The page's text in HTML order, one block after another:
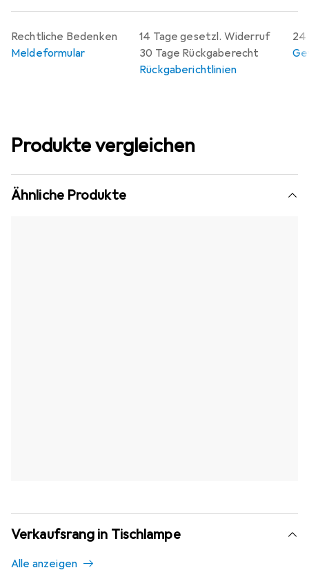
14 Tage gesetzl. Widerruf
30 Tage Rückgaberecht
Rückgaberichtlinien
24
Rechtliche Bedenken
Meldeformular
Produkte vergleichen
Ähnliche Produkte
Verkaufsrang in Tischlampe
Alle anzeigen